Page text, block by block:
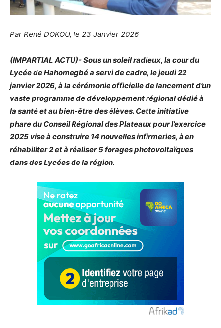
Par René DOKOU, le 23 Janvier 2026
(IMPARTIAL ACTU)- Sous un soleil radieux, la cour du
Lycée de Hahomegbé a servi de cadre, le jeudi 22
janvier 2026, à la cérémonie officielle de lancement d’un
vaste programme de développement régional dédié à
la santé et au bien-être des élèves. Cette initiative
phare du Conseil Régional des Plateaux pour l’exercice
2025 vise à construire 14 nouvelles infirmeries, à en
réhabiliter 2 et à réaliser 5 forages photovoltaïques
dans des Lycées de la région.